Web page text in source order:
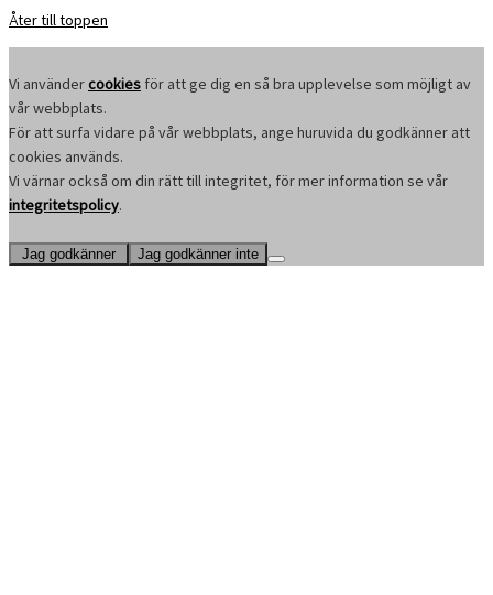
Åter till toppen
Vi användercookies för att ge dig en så bra upplevelse som möjligt av
vår webbplats.
För att surfa vidare på vår webbplats, ange huruvida du godkänner att
cookies används.
Vi värnar också om din rätt till integritet, för mer information se vår
integritetspolicy.
Jag godkänner Jag godkänner inte